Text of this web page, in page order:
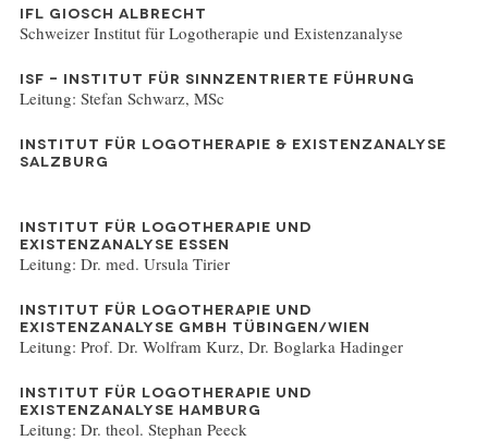
IFL GIOSCH ALBRECHT
Schweizer Institut für Logotherapie und Existenzanalyse
ISF - INSTITUT FÜR SINNZENTRIERTE FÜHRUNG
Leitung: Stefan Schwarz, MSc
INSTITUT FÜR LOGOTHERAPIE & EXISTENZANALYSE
SALZBURG
INSTITUT FÜR LOGOTHERAPIE UND
EXISTENZANALYSE ESSEN
Leitung: Dr. med. Ursula Tirier
INSTITUT FÜR LOGOTHERAPIE UND
EXISTENZANALYSE GMBH TÜBINGEN/WIEN
Leitung: Prof. Dr. Wolfram Kurz, Dr. Boglarka Hadinger
INSTITUT FÜR LOGOTHERAPIE UND
EXISTENZANALYSE HAMBURG
Leitung: Dr. theol. Stephan Peeck